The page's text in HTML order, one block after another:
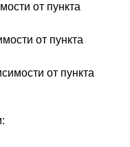
от пункта
от пункта
от пункта